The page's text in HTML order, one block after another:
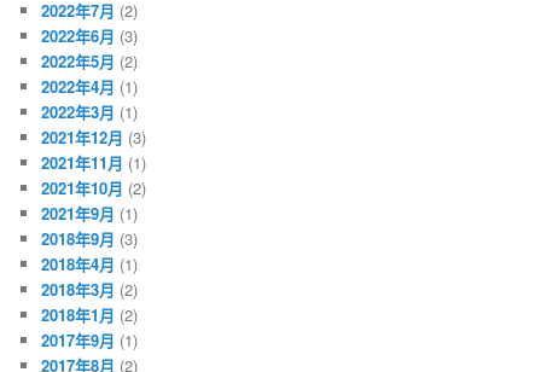
2022年7月 (2)
2022年6月 (3)
2022年5月 (2)
2022年4月 (1)
2022年3月 (1)
2021年12月 (3)
2021年11月 (1)
2021年10月 (2)
2021年9月 (1)
2018年9月 (3)
2018年4月 (1)
2018年3月 (2)
2018年1月 (2)
2017年9月 (1)
2017年8月 (2)